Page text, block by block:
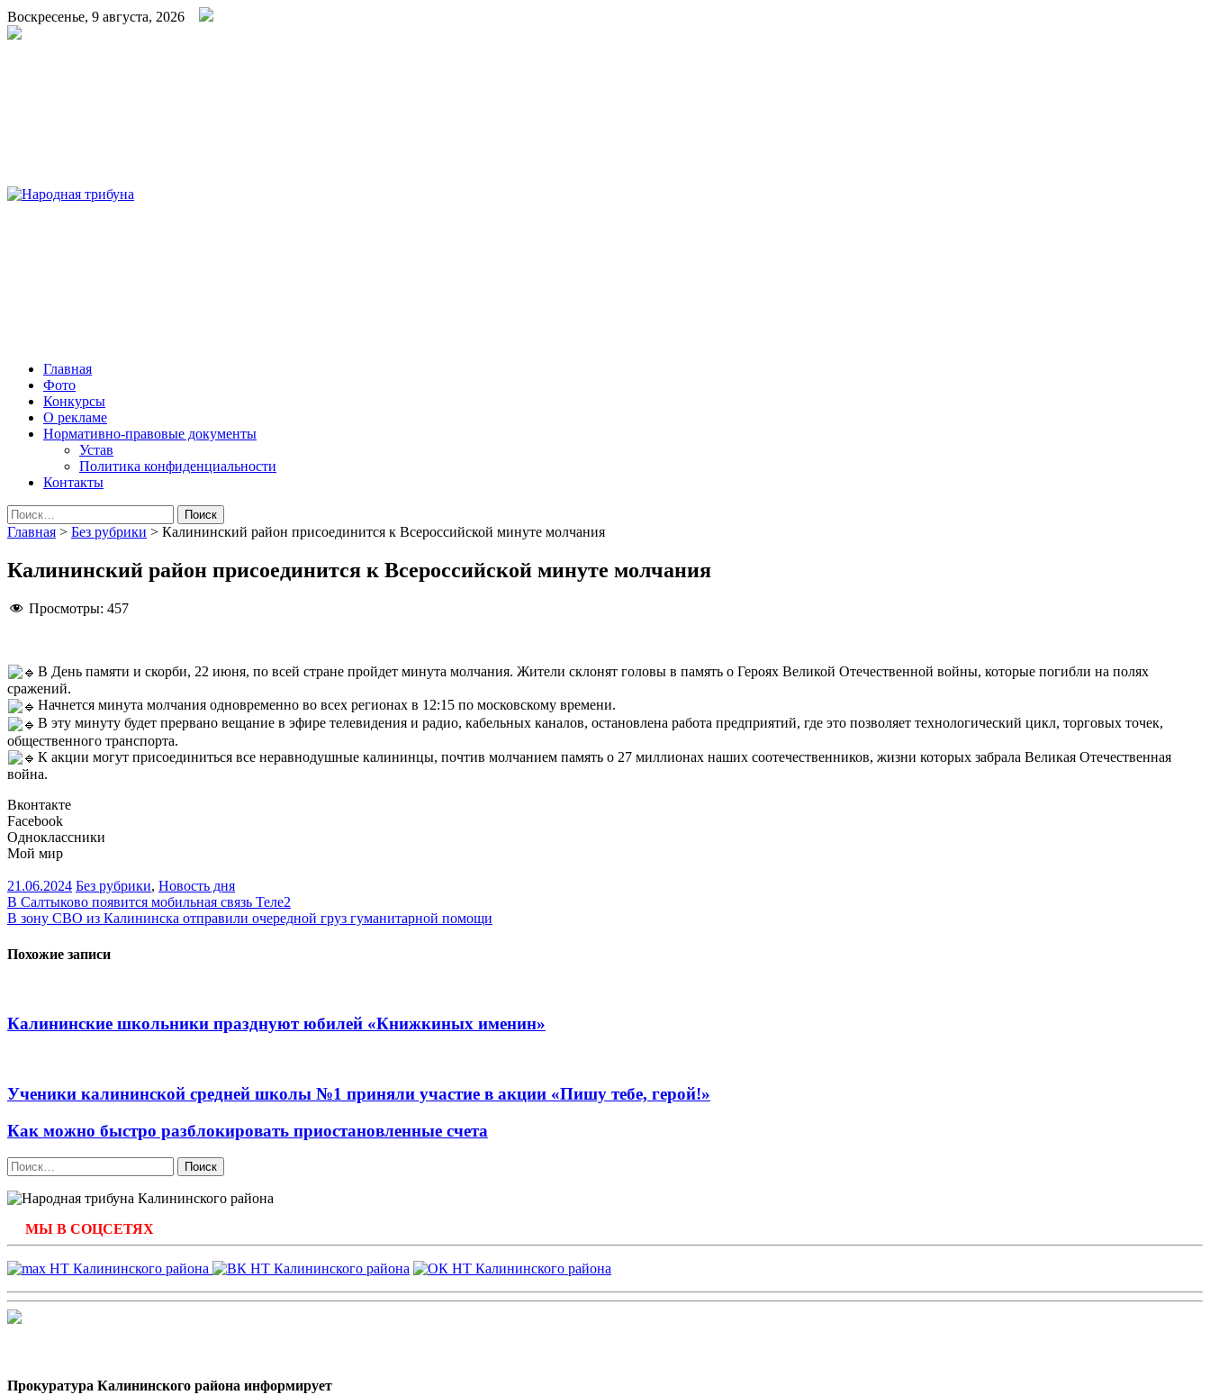
Воскресенье, 9 августа, 2026
Народная трибуна
Калининская районная газета
Главная
Фото
Конкурсы
О рекламе
Нормативно-правовые документы
Устав
Политика конфиденциальности
Контакты
Найти:
Главная > Без рубрики > Калининский район присоединится к Всероссийской минуте молчания
Калининский район присоединится к Всероссийской минуте молчания
Просмотры: 457
В День памяти и скорби, 22 июня, по всей стране пройдет минута молчания. Жители склонят головы в память о Героях Великой Отечественной войны, которые погибли на полях
сражений.
Начнется минута молчания одновременно во всех регионах в 12:15 по московскому времени.
В эту минуту будет прервано вещание в эфире телевидения и радио, кабельных каналов, остановлена работа предприятий, где это позволяет технологический цикл, торговых точек,
общественного транспорта.
К акции могут присоединиться все неравнодушные калининцы, почтив молчанием память о 27 миллионах наших соотечественников, жизни которых забрала Великая Отечественная
война.
Вконтакте
Facebook
Одноклассники
Мой мир
21.06.2024 Без рубрики, Новость дня
Навигация
по
записям
В Салтыково появится мобильная связь Теле2
В зону СВО из Калининска отправили очередной груз гуманитарной помощи
Похожие записи
Калининские школьники празднуют юбилей «Книжкиных именин»
Ученики калининской средней школы №1 приняли участие в акции «Пишу тебе, герой!»
Как можно быстро разблокировать приостановленные счета
Найти:
МЫ В СОЦСЕТЯХ
Прокуратура Калининского района информирует